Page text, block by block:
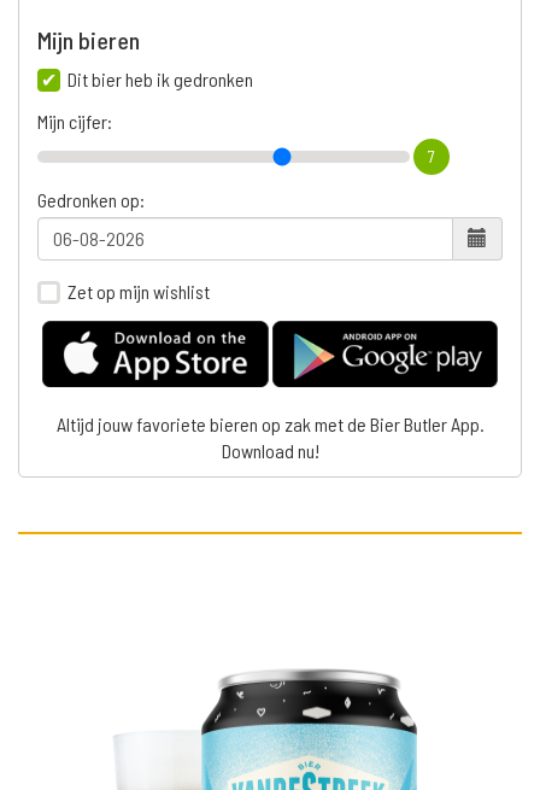
Mijn bieren
Dit bier heb ik gedronken
Mijn cijfer:
7
Gedronken op:
Zet op mijn wishlist
Altijd jouw favoriete bieren op zak met de Bier Butler App.
Download nu!